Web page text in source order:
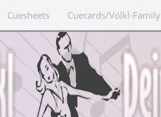
Cuesheets Cuecards/Völkl-Family